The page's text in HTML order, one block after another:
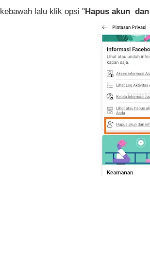
kebawah lalu klik opsi "Hapus akun